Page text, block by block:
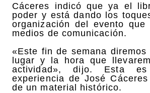
Cáceres indicó que ya el
poder y está dando los
organización del evento
medios de comunicación.
«Este fin de semana diremos
lugar y la hora que
actividad», dijo. Esta
experiencia de José
de un material histórico.